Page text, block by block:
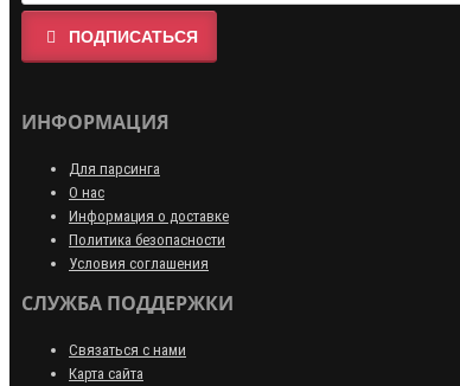
ПОДПИСАТЬСЯ
ИНФОРМАЦИЯ
Для парсинга
О нас
Информация о доставке
Политика безопасности
Условия соглашения
СЛУЖБА ПОДДЕРЖКИ
Связаться с нами
Карта сайта